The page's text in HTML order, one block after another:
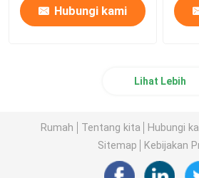
Hubungi kami
Lihat Lebih
Rumah Tentang kita Hubungi
Sitemap
Kebijakan